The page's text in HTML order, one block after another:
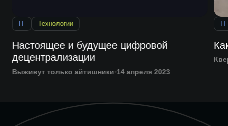
IT Технологии
Настоящее и будущее цифровой
децентрализации
Выживут только айтишники 14 апреля 2023
IT